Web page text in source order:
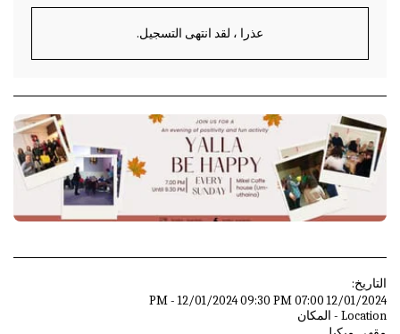
عذرا ، لقد انتهى التسجيل.
التاريخ:
12/01/2024 07:00 PM - 12/01/2024 09:30 PM
Location - المكان